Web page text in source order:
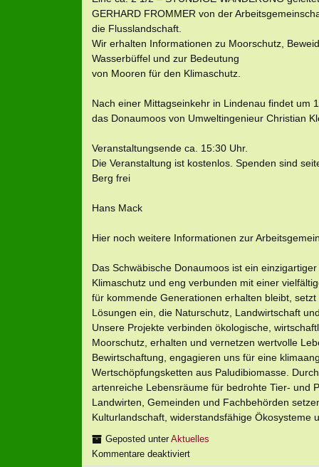
GERHARD FROMMER von der
die Flusslandschaft.
Wir erhalten Informationen zu Moorschutz,
Wasserbüffel und zur Bedeutung
von Mooren für den Klimaschutz.
Nach einer Mittagseinkehr in Lindenau findet um
das Donaumoos von Umweltingenieur Christian
Veranstaltungsende ca. 15:30 Uhr.
Die Veranstaltung ist kostenlos. Spenden sind
Berg frei
Hans Mack
Hier noch weitere Informationen zur
Das Schwäbische Donaumoos ist ein
Klimaschutz und eng verbunden mit einer
für kommende Generationen erhalten bleibt,
Lösungen ein, die Naturschutz, Landwirtschaft
Unsere Projekte verbinden ökologische,
Moorschutz, erhalten und vernetzen wertvolle
Bewirtschaftung, engagieren uns für eine
Wertschöpfungsketten aus Paludibiomasse.
artenreiche Lebensräume für bedrohte Tier- und
Landwirten, Gemeinden und Fachbehörden
Kulturlandschaft, widerstandsfähige
Geposted unterAktuelles
Kommentare deaktiviert